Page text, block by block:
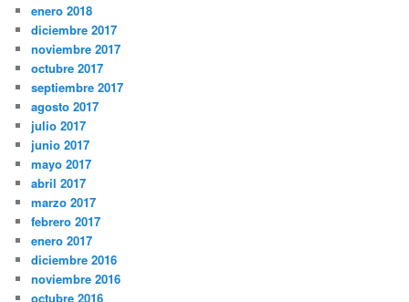
enero 2018
diciembre 2017
noviembre 2017
octubre 2017
septiembre 2017
agosto 2017
julio 2017
junio 2017
mayo 2017
abril 2017
marzo 2017
febrero 2017
enero 2017
diciembre 2016
noviembre 2016
octubre 2016